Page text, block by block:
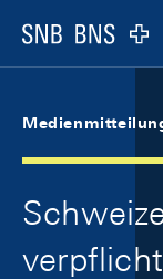
Logo